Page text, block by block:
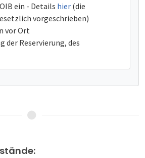
ein - Details hier (die
vorgeschrieben)
vor Ort
der Reservierung, des